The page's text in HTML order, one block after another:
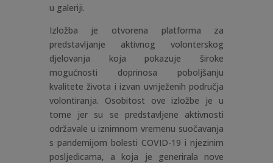
u galeriji.
Izložba je otvorena platforma za
predstavljanje aktivnog volonterskog
djelovanja koja pokazuje široke
mogućnosti doprinosa poboljšanju
kvalitete života i izvan uvriježenih područja
volontiranja. Osobitost ove izložbe je u
tome jer su se predstavljene aktivnosti
održavale u iznimnom vremenu suočavanja
s pandemijom bolesti COVID-19 i njezinim
posljedicama, a koja je generirala nove